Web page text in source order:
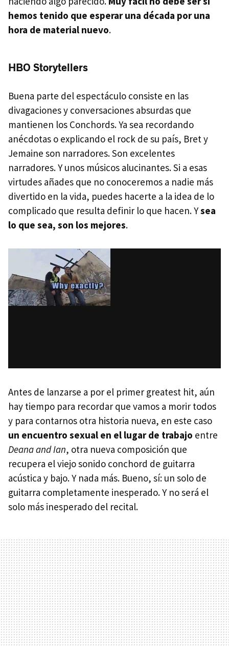
hemos tenido que esperar una década por una
hora de material nuevo.
HBO Storytellers
Buena parte del espectáculo consiste en las
divagaciones y conversaciones absurdas que
mantienen los Conchords. Ya sea recordando
anécdotas o explicando el rock de su país, Bret y
Jemaine son narradores. Son excelentes
narradores. Y unos músicos alucinantes. Si a esas
virtudes añades que no conoceremos a nadie más
divertido en la vida, puedes hacerte a la idea de lo
complicado que resulta definir lo que hacen. Ysea
lo que sea, son los mejores.
Antes de lanzarse a por el primer greatest hit, aún
hay tiempo para recordar que vamos a morir todos
y para contarnos otra historia nueva, en este caso
un encuentro sexual en el lugar de trabajo entre
Deana and Ian, otra nueva composición que
recupera el viejo sonido conchord de guitarra
acústica y bajo. Y nada más. Bueno, sí: un solo de
guitarra completamente inesperado. Y no será el
solo más inesperado del recital.